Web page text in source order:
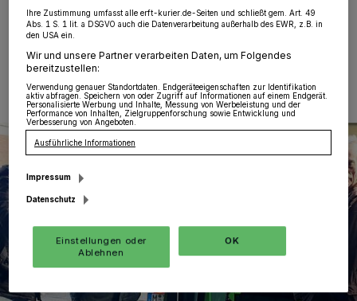
30.12.2021 , 10:50 Uhr Eine Minute Lesezeit
Ihre Zustimmung umfasst alle erft-kurier.de-Seiten und schließt gem. Art. 49
Abs. 1 S. 1 lit. a DSGVO auch die Datenverarbeitung außerhalb des EWR, z.B. in
den USA ein.
Wir und unsere Partner verarbeiten Daten, um Folgendes
bereitzustellen:
Verwendung genauer Standortdaten. Endgeräteeigenschaften zur Identifikation
aktiv abfragen. Speichern von oder Zugriff auf Informationen auf einem Endgerät.
Personalisierte Werbung und Inhalte, Messung von Werbeleistung und der
Performance von Inhalten, Zielgruppenforschung sowie Entwicklung und
Verbesserung von Angeboten.
Ausführliche Informationen
Impressum
Datenschutz
Einstellungen oder
Ablehnen
OK